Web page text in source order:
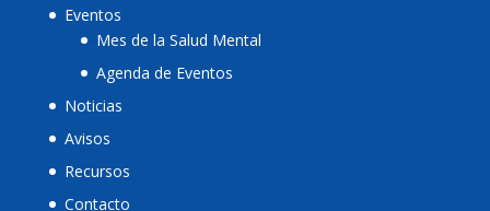
Eventos
Mes de la Salud Mental
Agenda de Eventos
Noticias
Avisos
Recursos
Contacto